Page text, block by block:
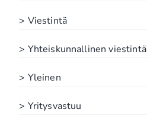
> Viestintä
> Yhteiskunnallinen viestintä
> Yleinen
> Yritysvastuu